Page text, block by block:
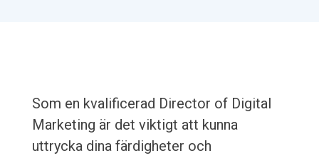
Som en kvalificerad Director of Digital
Marketing är det viktigt att kunna
uttrycka dina färdigheter och